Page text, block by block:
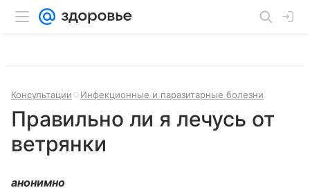
Консультации Инфекционные и паразитарные болезни
Правильно ли я лечусь от
ветрянки
анонимно